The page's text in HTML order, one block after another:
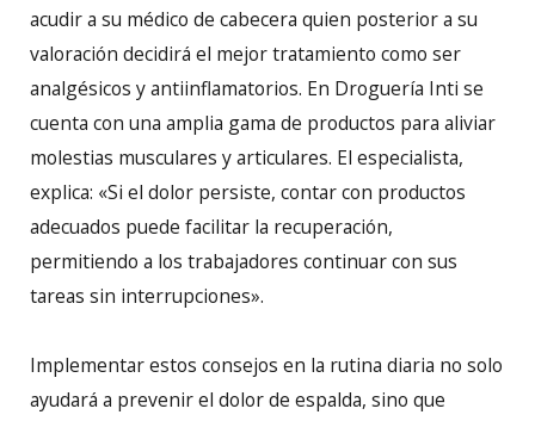
acudir a su médico de cabecera quien posterior a su
valoración decidirá el mejor tratamiento como ser
analgésicos y antiinflamatorios. En Droguería Inti se
cuenta con una amplia gama de productos para aliviar
molestias musculares y articulares. El especialista,
explica: «Si el dolor persiste, contar con productos
adecuados puede facilitar la recuperación,
permitiendo a los trabajadores continuar con sus
tareas sin interrupciones».
Implementar estos consejos en la rutina diaria no solo
ayudará a prevenir el dolor de espalda, sino que